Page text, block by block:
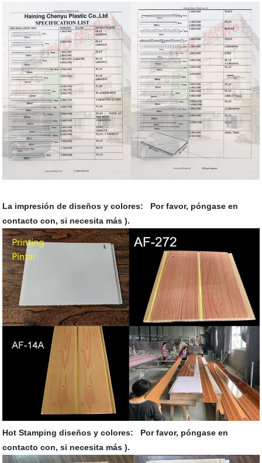
La impresión de diseños y colores: Por favor, póngase en
contacto con, si necesita más ).
Hot Stamping diseños y colores: Por favor, póngase en
contacto con, si necesita más ).